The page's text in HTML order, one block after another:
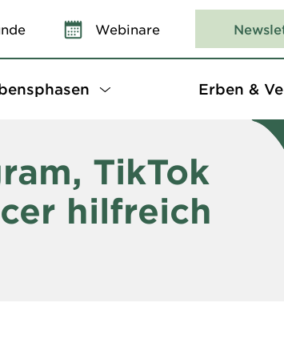
Webinare
Erben &
TikTok
hilfreich